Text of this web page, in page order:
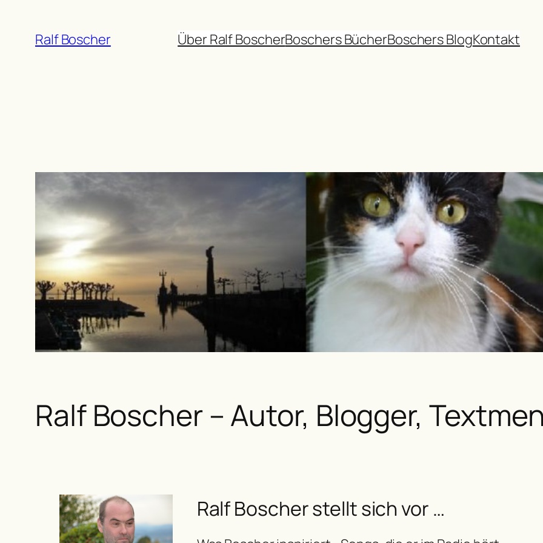
Inhalt
springen
Ralf Boscher Über Ralf BoscherBoschers BücherBoschers BlogKontakt
Ralf Boscher – Autor, Blogger,
Ralf Boscher stellt sich vor …